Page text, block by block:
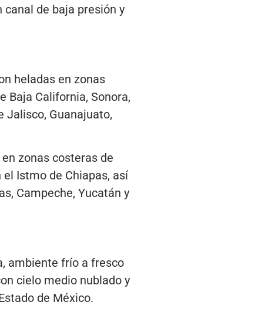
de baja presión y
heladas en zonas
Baja California, Sonora,
Jalisco, Guanajuato,
zonas costeras de
el Istmo de Chiapas, así
Campeche, Yucatán y
ambiente frío a fresco
cielo medio nublado y
de México.